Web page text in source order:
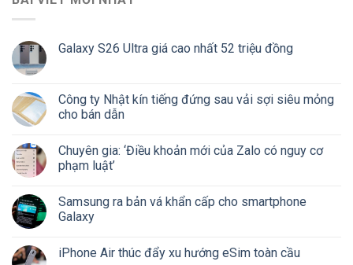
Galaxy S26 Ultra giá cao nhất 52 triệu đồng
Công ty Nhật kín tiếng đứng sau vải sợi siêu mỏng
cho bán dẫn
Chuyên gia: ‘Điều khoản mới của Zalo có nguy cơ
phạm luật’
Samsung ra bản vá khẩn cấp cho smartphone
Galaxy
iPhone Air thúc đẩy xu hướng eSim toàn cầu